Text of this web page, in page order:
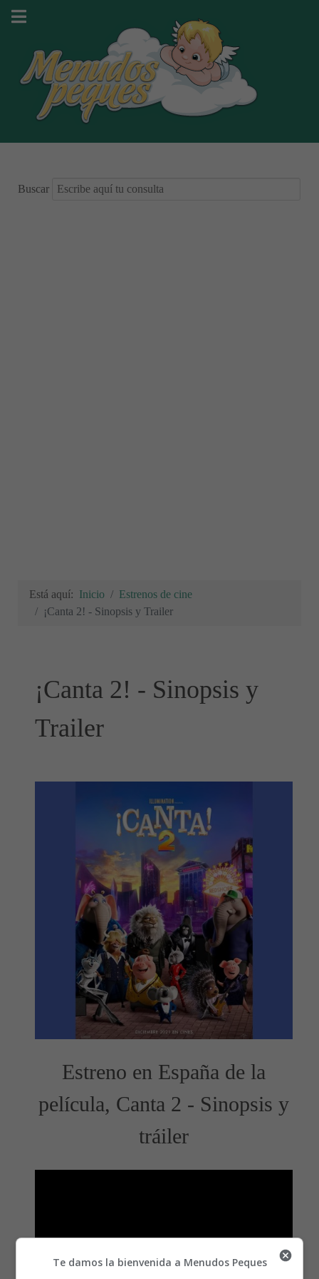
Buscar
Está aquí: Inicio
Estrenos de cine
¡Canta 2! - Sinopsis y Trailer
¡Canta 2! - Sinopsis y
Trailer
Estreno en España de la
película, Canta 2 - Sinopsis y
tráiler
Te damos la bienvenida a Menudos Peques